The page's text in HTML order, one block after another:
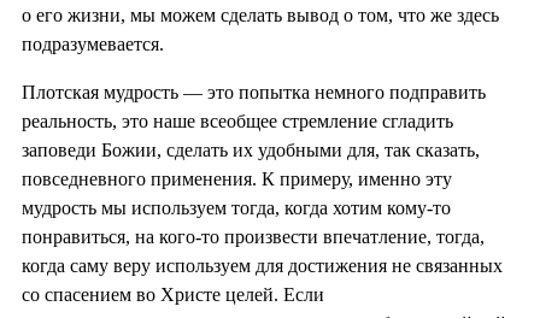
о его жизни, мы можем сделать вывод о том, что же здесь
подразумевается.
Плотская мудрость — это попытка немного подправить
реальность, это наше всеобщее стремление сгладить
заповеди Божии, сделать их удобными для, так сказать,
повседневного применения. К примеру, именно эту
мудрость мы используем тогда, когда хотим кому-то
понравиться, на кого-то произвести впечатление, тогда,
когда саму веру используем для достижения не связанных
со спасением во Христе целей. Если